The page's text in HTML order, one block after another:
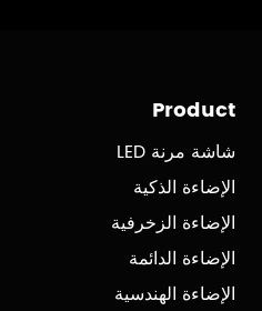
Product
شاشة مرنة LED
الإضاءة الذكية
الإضاءة الزخرفية
الإضاءة الدائمة
الإضاءة الهندسية